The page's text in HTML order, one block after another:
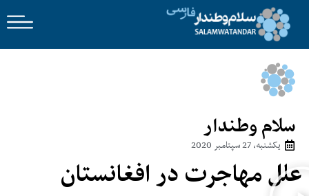
سلام وطندار
یکشنبه، 27 سپتامبر 2020
علل مهاجرت در افغانستان